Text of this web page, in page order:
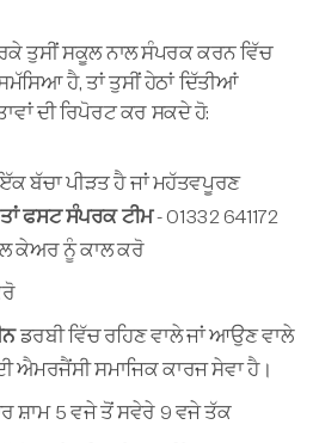
ਤੁਸੀਂ ਸਕੂਲ ਨਾਲ ਸੰਪਰਕ ਕਰਨ ਵਿੱਚ
ਹੈ, ਤਾਂ ਤੁਸੀਂ ਹੇਠਾਂ ਦਿੱਤੀਆਂ
ਦੀ ਰਿਪੋਰਟ ਕਰ ਸਕਦੇ ਹੋ:
ਬੱਚਾ ਪੀੜਤ ਹੈ ਜਾਂ ਮਹੱਤਵਪੂਰਣ
ਤਾਂ ਫਸਟ ਸੰਪਰਕ ਟੀਮ - 01332 641172
ਕੇਅਰ ਨੂੰ ਕਾਲ ਕਰੋ
ਡਰਬੀ ਵਿੱਚ ਰਹਿਣ ਵਾਲੇ ਜਾਂ ਆਉਣ ਵਾਲੇ
ਐਮਰਜੈਂਸੀ ਸਮਾਜਿਕ ਕਾਰਜ ਸੇਵਾ ਹੈ।
ਸ਼ਾਮ 5 ਵਜੇ ਤੋਂ ਸਵੇਰੇ 9 ਵਜੇ ਤੱਕ